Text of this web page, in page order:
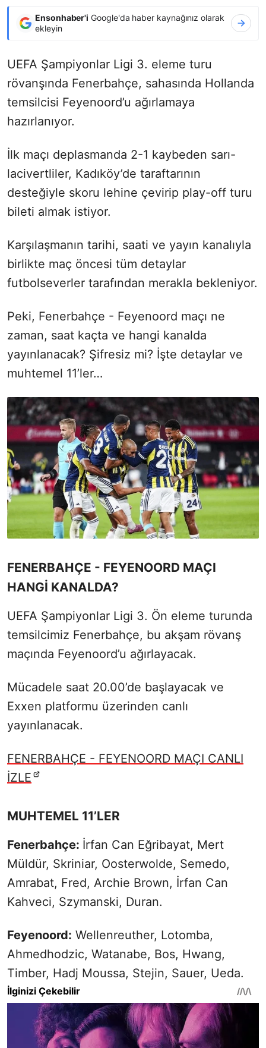
Ensonhaber'i Google'da haber kaynağınız olarak
ekleyin
UEFA Şampiyonlar Ligi 3. eleme turu
rövanşında Fenerbahçe, sahasında Hollanda
temsilcisi Feyenoord’u ağırlamaya
hazırlanıyor.
İlk maçı deplasmanda 2-1 kaybeden sarı-
lacivertliler, Kadıköy’de taraftarının
desteğiyle skoru lehine çevirip play-off turu
bileti almak istiyor.
Karşılaşmanın tarihi, saati ve yayın kanalıyla
birlikte maç öncesi tüm detaylar
futbolseverler tarafından merakla bekleniyor.
Peki, Fenerbahçe - Feyenoord maçı ne
zaman, saat kaçta ve hangi kanalda
yayınlanacak? Şifresiz mi? İşte detaylar ve
muhtemel 11’ler…
FENERBAHÇE - FEYENOORD MAÇI
HANGİ KANALDA?
UEFA Şampiyonlar Ligi 3. Ön eleme turunda
temsilcimiz Fenerbahçe, bu akşam rövanş
maçında Feyenoord’u ağırlayacak.
Mücadele saat 20.00’de başlayacak ve
Exxen platformu üzerinden canlı
yayınlanacak.
FENERBAHÇE - FEYENOORD MAÇI CANLI
İZLE
MUHTEMEL 11’LER
Fenerbahçe: İrfan Can Eğribayat, Mert
Müldür, Skriniar, Oosterwolde, Semedo,
Amrabat, Fred, Archie Brown, İrfan Can
Kahveci, Szymanski, Duran.
Feyenoord: Wellenreuther, Lotomba,
Ahmedhodzic, Watanabe, Bos, Hwang,
Timber, Hadj Moussa, Stejin, Sauer, Ueda.